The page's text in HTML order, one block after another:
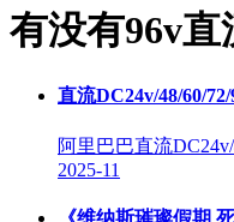
有没有96v
直流DC24v/48/60/
阿里巴巴直流
2025-11